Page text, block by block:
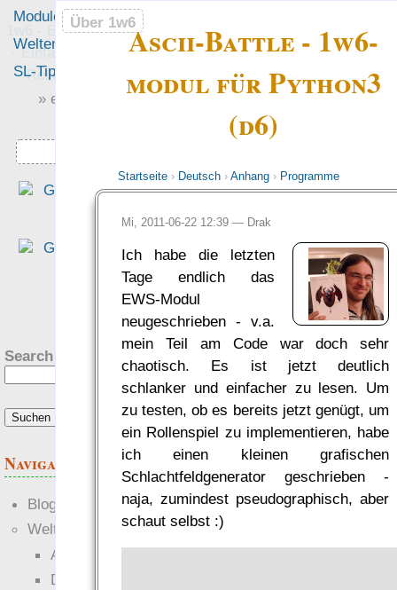
1w6 - Ein Würfel System
- Einfach saubere, freie
Rollenspiel-Regeln
Ascii-Battle - 1w6-
modul für Python3
(d6)
Startseite› Deutsch› Anhang› Programme
Mi, 2011-06-22 12:39 — Drak
Ich habe die letzten
Tage endlich das
EWS-Modul
neugeschrieben - v.a.
mein Teil am Code war doch sehr
chaotisch. Es ist jetzt deutlich
schlanker und einfacher zu lesen. Um
zu testen, ob es bereits jetzt genügt, um
ein Rollenspiel zu implementieren, habe
ich einen kleinen grafischen
Schlachtfeldgenerator geschrieben -
naja, zumindest pseudographisch, aber
schaut selbst :)
Über 1w6
Module
Welten
Foren
SL-Tipps
» einfach saubere «
Über 1w6
?
Search this site:
Navigation
Blogs
Welten
Ante Portas
Die neuen Lande
„Das EWS ist ein
Regeln eine
aus dem Boden zu
— Tim Charzinski in
Rezension bei den
helden
was Leute sagen…